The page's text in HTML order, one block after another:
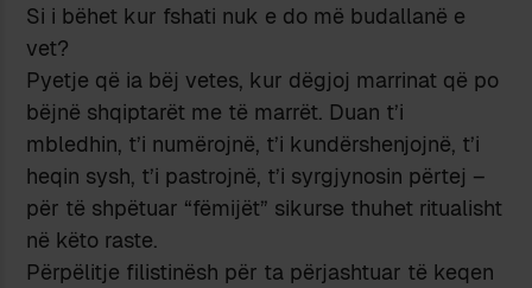
Si i bëhet kur fshati nuk e do më budallanë e
vet?
Pyetje që ia bëj vetes, kur dëgjoj marrinat që po
bëjnë shqiptarët me të marrët. Duan t’i
mbledhin, t’i numërojnë, t’i kundërshenjojnë, t’i
heqin sysh, t’i pastrojnë, t’i syrgjynosin përtej –
për të shpëtuar “fëmijët” sikurse thuhet ritualisht
në këto raste.
Përpëlitje filistinësh për ta përjashtuar të keqen